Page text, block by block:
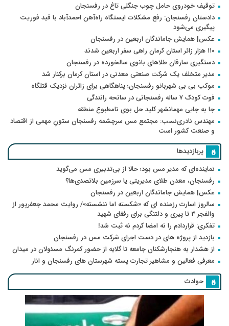
توقیف خودروی حامل چوب جنگلی تاغ در رفسنجان
دادستان رفسنجان: رفع مشکلات ایستگاه راه‌آهن احمدآباد با قید فوریت
پیگیری می‌شود
عکس| همایش جاماندگان اربعین در رفسنجان
۱۱۰ هزار زائر استان کرمان راهی سفر اربعین شدند
دستگیری سارقان طلاهای بانوی سالخورده در رفسنجان
مدیر متخلف یک شرکت صنعتی معدنی در استان کرمان برکنار شد
موکب بی بی شهربانو رفسنجان؛ پناهگاهی برای زائران نزدیک قتلگاه
فوت کودک ۷ ساله رفسنجانی در سانحه رانندگی
جا به جایی مهمانشهر کلید حل بوی نامطبوع منطقه
مهندس نادری‌نسب: مجتمع مس سرچشمه رفسنجان ستونِ مهمی از اقتصاد
و صنعت کشور است
پربازدیدها
نماینده‌ای که مدیر مس بود؛ حالا از بی‌تدبیری مس می‌گوید
رفسنجان، معدن طلای مدیریتی یا سرزمین بلاتصدی‌ها؟
عکس| همایش جاماندگان اربعین در رفسنجان
سالروز اسارت رزمنده ای که «شکسته اما ننشسته»/ روایت محمد جعفرپور از
والفجر ۳ تا پیری و دلتنگی برای رفقای شهید
تفکری: قراردادم را نه امضا کردم نه ثبت شد!
بازدید از پروژه های در دست اجرای شرکت مس در رفسنجان
از هشدار به هنجارشکنان جامعه تا گلایه از حضور کمرنگ مسئولان در میدان
معرفی فعالین و مشاهیر تجارت پسته شهرستان های رفسنجان و انار
حوادث